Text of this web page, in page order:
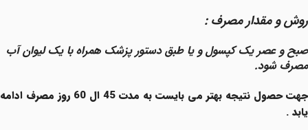
روش و مقدار مصرف :
صبح و عصر یک کپسول و یا طبق دستور پزشک همراه با یک لیوان آب
مصرف شود.
جهت حصول نتیجه بهتر می بایست به مدت 45 ال 60 روز مصرف ادامه
یابد .